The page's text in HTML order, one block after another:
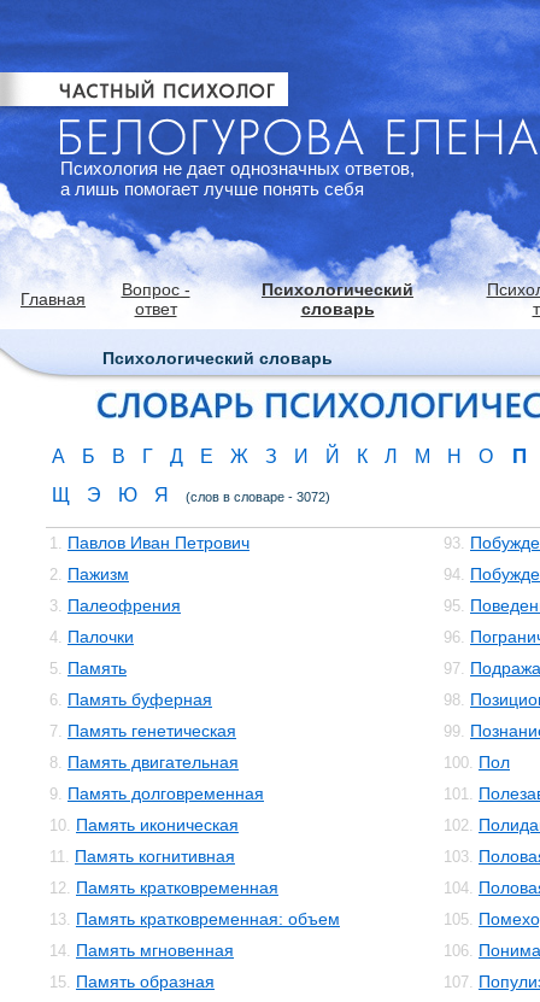
Психология не дает однозначных ответов,
а лишь помогает лучше понять себя
Главная
Вопрос -
ответ
Психологический
словарь
Психологический словарь
А Б В Г Д Е Ж З И Й К Л М Н О П
Щ Э Ю Я (слов в словаре - 3072)
1. Павлов Иван Петрович
2. Пажизм
3. Палеофрения
4. Палочки
5. Память
6. Память буферная
7. Память генетическая
8. Память двигательная
9. Память долговременная
10. Память иконическая
11. Память когнитивная
12. Память кратковременная
13. Память кратковременная: объем
14. Память мгновенная
15. Память образная
93.
94.
95.
96.
97.
98.
99.
100. Пол
101.
102.
103.
104.
105.
106.
107.